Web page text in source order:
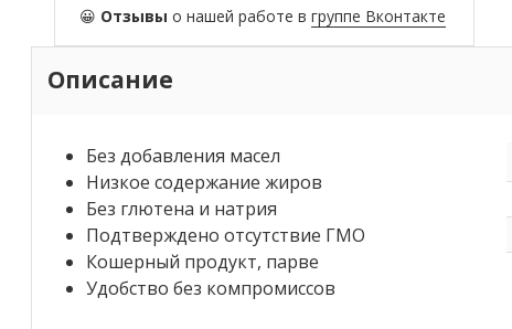
😀 Отзывы о нашей работе вгруппе Вконтакте
Описание
Без добавления масел
Низкое содержание жиров
Без глютена и натрия
Подтверждено отсутствие ГМО
Кошерный продукт, парве
Удобство без компромиссов